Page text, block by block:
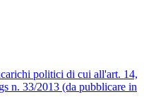
politici di cui all'art. 14,
n. 33/2013 (da pubblicare in